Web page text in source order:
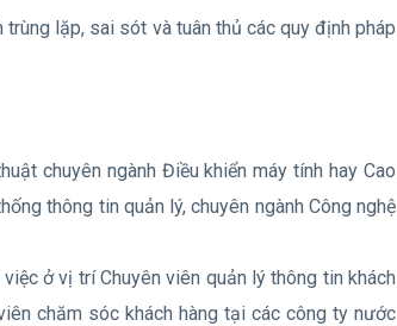
lặp, sai sót và tuân thủ các quy định pháp
chuyên ngành Điều khiển máy tính hay Cao
thông tin quản lý, chuyên ngành Công nghệ
ở vị trí Chuyên viên quản lý thông tin khách
chăm sóc khách hàng tại các công ty nước